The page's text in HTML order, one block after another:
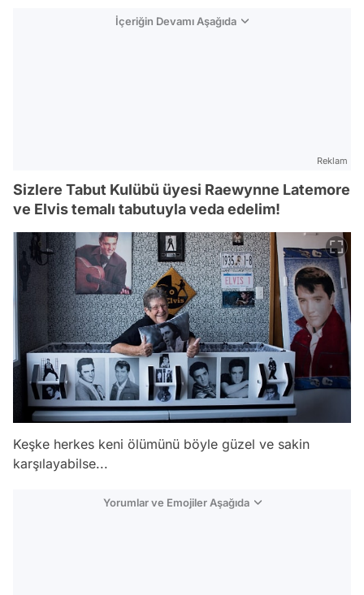
İçeriğin Devamı Aşağıda
Reklam
Sizlere Tabut Kulübü üyesi Raewynne Latemore
ve Elvis temalı tabutuyla veda edelim!
Keşke herkes keni ölümünü böyle güzel ve sakin
karşılayabilse...
Yorumlar ve Emojiler Aşağıda